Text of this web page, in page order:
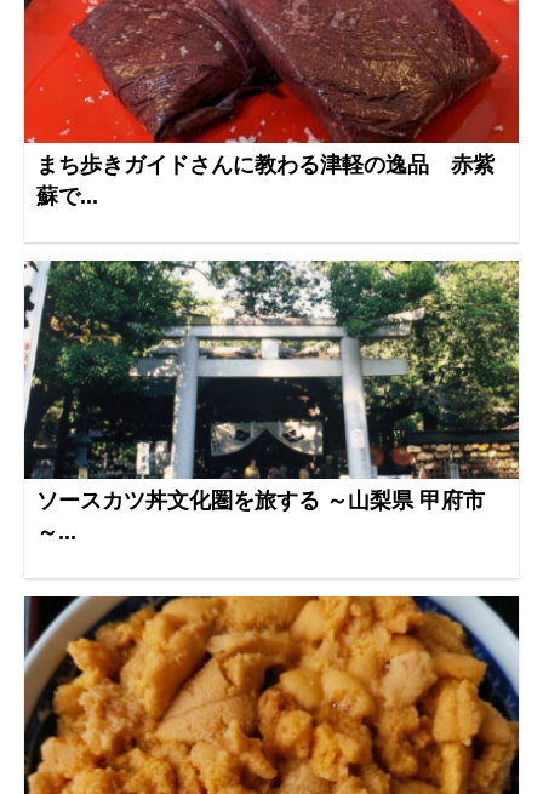
まち歩きガイドさんに教わる津軽の逸品 赤紫
蘇で...
ソースカツ丼文化圏を旅する ～山梨県 甲府市
～...